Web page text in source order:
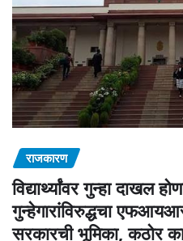
राजकारण
विद्यार्थ्यांवर गुन्हा दाखल
गुन्हेगारांविरुद्धचा
सरकारची भूमिका, कठोर